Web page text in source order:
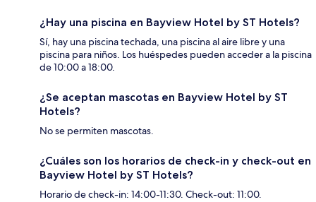
¿Hay una piscina en Bayview Hotel by ST Hotels?
Sí, hay una piscina techada, una piscina al aire libre y una
piscina para niños. Los huéspedes pueden acceder a la piscina
de 10:00 a 18:00.
¿Se aceptan mascotas en Bayview Hotel by ST
Hotels?
No se permiten mascotas.
¿Cuáles son los horarios de check-in y check-out en
Bayview Hotel by ST Hotels?
Horario de check-in: 14:00-11:30. Check-out: 11:00.